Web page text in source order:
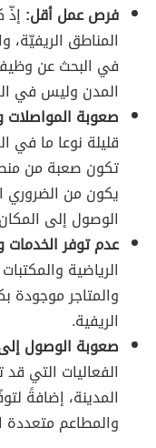
فرص عمل أقل:
المناطق
في البحث عن
المدن وليس في
صعوبة المواصلات
قليلة نوعا ما في
تكون صعبة من
يكون من الضروري
الوصول إلى
عدم توفر الخدمات
الرياضية
والمتاجر
الريفية.
صعوبة الوصول
الفعاليات التي
المدينة، إضافةً
والمطاعم متعددة